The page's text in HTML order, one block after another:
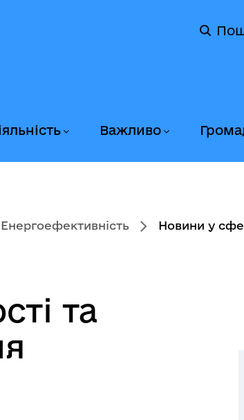
Важливо
Енергоефективність Новини у
та